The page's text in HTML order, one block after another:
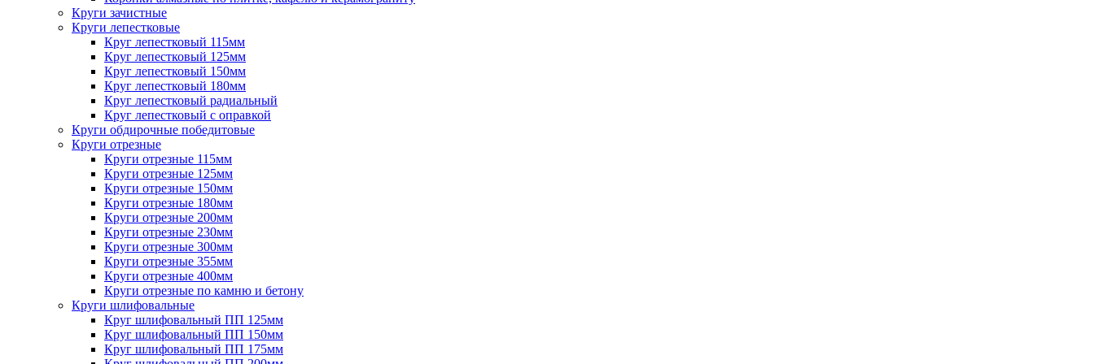
Круги зачистные
Круги лепестковые
Круг лепестковый 115мм
Круг лепестковый 125мм
Круг лепестковый 150мм
Круг лепестковый 180мм
Круг лепестковый радиальный
Круг лепестковый с оправкой
Круги обдирочные победитовые
Круги отрезные
Круги отрезные 115мм
Круги отрезные 125мм
Круги отрезные 150мм
Круги отрезные 180мм
Круги отрезные 200мм
Круги отрезные 230мм
Круги отрезные 300мм
Круги отрезные 355мм
Круги отрезные 400мм
Круги отрезные по камню и бетону
Круги шлифовальные
Круг шлифовальный ПП 125мм
Круг шлифовальный ПП 150мм
Круг шлифовальный ПП 175мм